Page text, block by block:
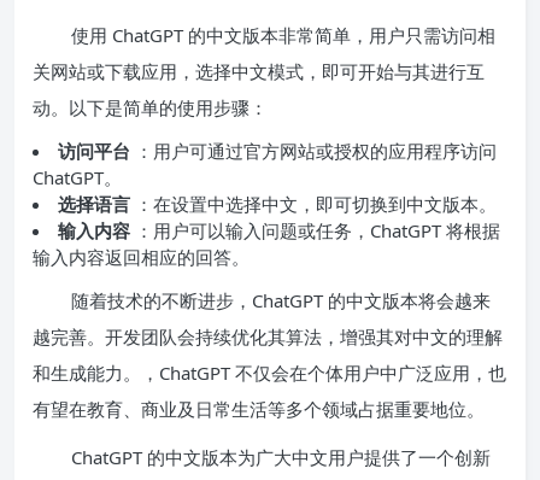
使用 ChatGPT 的中文版本非常简单，用户只需访问相
关网站或下载应用，选择中文模式，即可开始与其进行互
动。以下是简单的使用步骤：
访问平台 ：用户可通过官方网站或授权的应用程序访问
ChatGPT。
选择语言 ：在设置中选择中文，即可切换到中文版本。
输入内容 ：用户可以输入问题或任务，ChatGPT 将根据
输入内容返回相应的回答。
随着技术的不断进步，ChatGPT 的中文版本将会越来
越完善。开发团队会持续优化其算法，增强其对中文的理解
和生成能力。，ChatGPT 不仅会在个体用户中广泛应用，也
有望在教育、商业及日常生活等多个领域占据重要地位。
ChatGPT 的中文版本为广大中文用户提供了一个创新